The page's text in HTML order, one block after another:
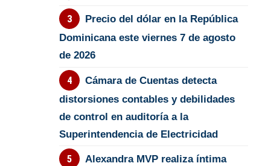
Precio del dólar en la República
Dominicana este viernes 7 de agosto
de 2026
Cámara de Cuentas detecta
distorsiones contables y debilidades
de control en auditoría a la
Superintendencia de Electricidad
Alexandra MVP realiza íntima